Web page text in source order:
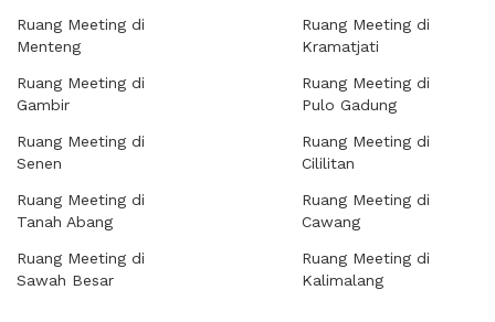
Ruang Meeting di
Menteng
Ruang Meeting di
Gambir
Ruang Meeting di
Senen
Ruang Meeting di
Tanah Abang
Ruang Meeting di
Sawah Besar
Ruang Meeting di
Kramatjati
Ruang Meeting di
Pulo Gadung
Ruang Meeting di
Cililitan
Ruang Meeting di
Cawang
Ruang Meeting di
Kalimalang